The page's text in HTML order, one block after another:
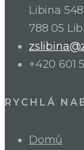
Libina 548
788 05
+420 601
RYCHLÁ
Domů